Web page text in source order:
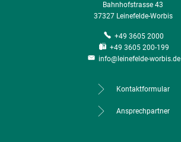
Bahnhofstrasse 43
37327 Leinefelde-Worbis
+49 3605 2000
+49 3605 200-199
info@leinefelde-worbis.de
Kontaktformular
Ansprechpartner